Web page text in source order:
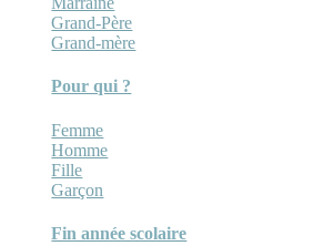
Grand-Père
Grand-mère
Pour qui ?
Femme
Homme
Fille
Garçon
Fin année scolaire